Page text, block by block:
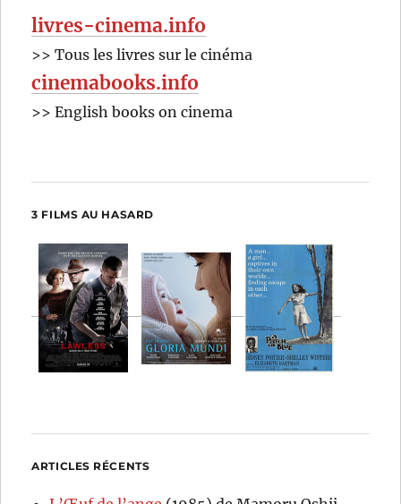
livres-cinema.info
>> Tous les livres sur le cinéma
cinemabooks.info
>> English books on cinema
3 FILMS AU HASARD
ARTICLES RÉCENTS